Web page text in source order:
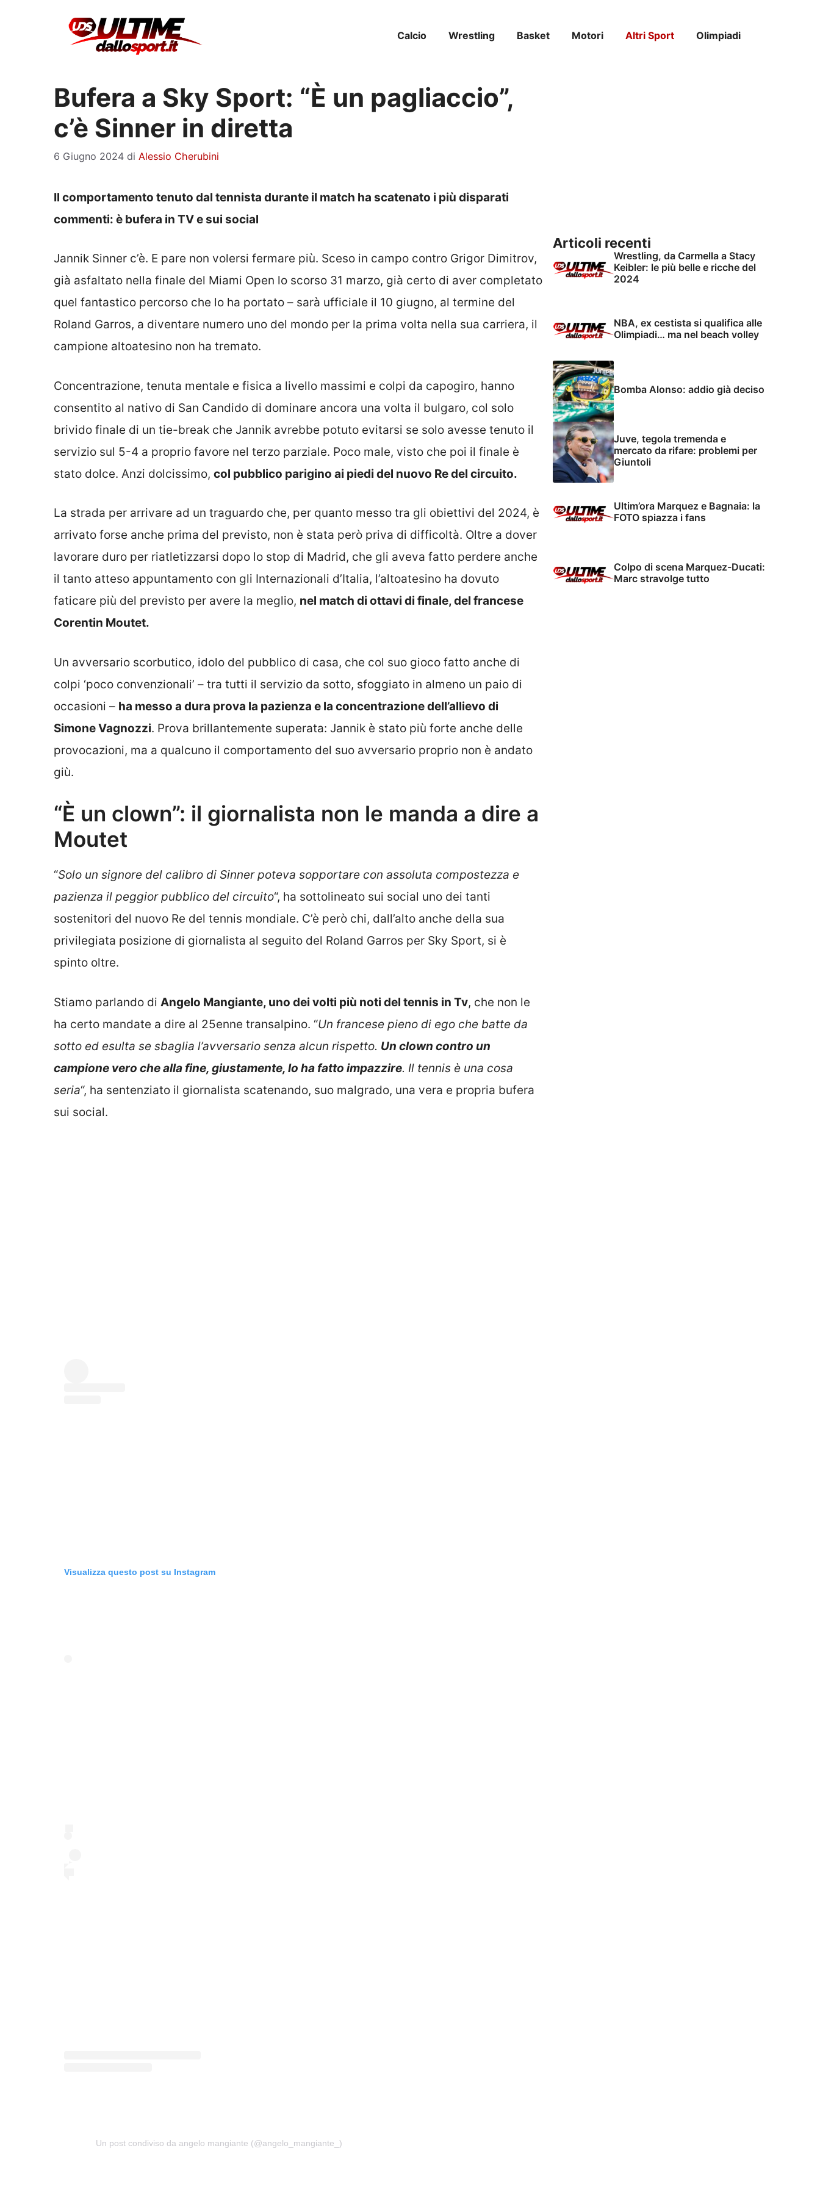
Calcio Wrestling Basket Motori Altri Sport Olimpiadi
Bufera a Sky Sport: “È un pagliaccio”,
c’è Sinner in diretta
6 Giugno 2024 di Alessio Cherubini
Il comportamento tenuto dal tennista durante il match ha scatenato i più disparati
commenti: è bufera in TV e sui social
Jannik Sinner c’è. E pare non volersi fermare più. Sceso in campo contro Grigor Dimitrov,
già asfaltato nella finale del Miami Open lo scorso 31 marzo, già certo di aver completato
quel fantastico percorso che lo ha portato – sarà ufficiale il 10 giugno, al termine del
Roland Garros, a diventare numero uno del mondo per la prima volta nella sua carriera, il
campione altoatesino non ha tremato.
Concentrazione, tenuta mentale e fisica a livello massimi e colpi da capogiro, hanno
consentito al nativo di San Candido di dominare ancora una volta il bulgaro, col solo
brivido finale di un tie-break che Jannik avrebbe potuto evitarsi se solo avesse tenuto il
servizio sul 5-4 a proprio favore nel terzo parziale. Poco male, visto che poi il finale è
stato dolce. Anzi dolcissimo, col pubblico parigino ai piedi del nuovo Re del circuito.
La strada per arrivare ad un traguardo che, per quanto messo tra gli obiettivi del 2024, è
arrivato forse anche prima del previsto, non è stata però priva di difficoltà. Oltre a dover
lavorare duro per riatletizzarsi dopo lo stop di Madrid, che gli aveva fatto perdere anche
il tanto atteso appuntamento con gli Internazionali d’Italia, l’altoatesino ha dovuto
faticare più del previsto per avere la meglio, nel match di ottavi di finale, del francese
Corentin Moutet.
Un avversario scorbutico, idolo del pubblico di casa, che col suo gioco fatto anche di
colpi ‘poco convenzionali’ – tra tutti il servizio da sotto, sfoggiato in almeno un paio di
occasioni – ha messo a dura prova la pazienza e la concentrazione dell’allievo di
Simone Vagnozzi. Prova brillantemente superata: Jannik è stato più forte anche delle
provocazioni, ma a qualcuno il comportamento del suo avversario proprio non è andato
giù.
“È un clown”: il giornalista non le manda a dire a
Moutet
“Solo un signore del calibro di Sinner poteva sopportare con assoluta compostezza e
pazienza il peggior pubblico del circuito“, ha sottolineato sui social uno dei tanti
sostenitori del nuovo Re del tennis mondiale. C’è però chi, dall’alto anche della sua
privilegiata posizione di giornalista al seguito del Roland Garros per Sky Sport, si è
spinto oltre.
Stiamo parlando di Angelo Mangiante, uno dei volti più noti del tennis in Tv, che non le
ha certo mandate a dire al 25enne transalpino. “Un francese pieno di ego che batte da
sotto ed esulta se sbaglia l’avversario senza alcun rispetto. Un clown contro un
campione vero che alla fine, giustamente, lo ha fatto impazzire. Il tennis è una cosa
seria“, ha sentenziato il giornalista scatenando, suo malgrado, una vera e propria bufera
sui social.
Visualizza questo post su Instagram
Un post condiviso da angelo mangiante (@angelo_mangiante_)
Articoli recenti
Wrestling, da Carmella a Stacy
Keibler: le più belle e ricche del
2024
NBA, ex cestista si qualifica alle
Olimpiadi… ma nel beach volley
Bomba Alonso: addio già deciso
Juve, tegola tremenda e
mercato da rifare: problemi per
Giuntoli
Ultim’ora Marquez e Bagnaia: la
FOTO spiazza i fans
Colpo di scena Marquez-Ducati:
Marc stravolge tutto